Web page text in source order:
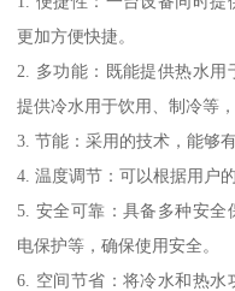
更加方便快捷。
2. 多功能：既能提供热水
提供冷水用于饮用、制冷等，
3. 节能：采用的技术，能够
4. 温度调节：可以根据用户
5. 安全可靠：具备多种安
电保护等，确保使用安全。
6. 空间节省：将冷水和热